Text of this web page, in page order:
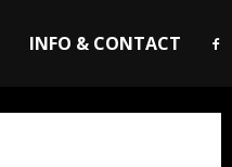
INFO & CONTACT